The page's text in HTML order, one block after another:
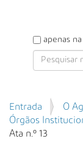
P
e
i
s
a
apenas
P
e
s
Entrada O
Órgãos
Ata n.º 13